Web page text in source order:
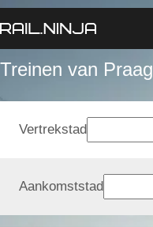
Treinen van
Vertrekstad
Aankomststad